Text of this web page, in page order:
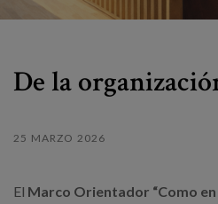
Prensa
Canal de denuncias
es
De la
25 MARZO 2026
El Marco Orientador “Como en